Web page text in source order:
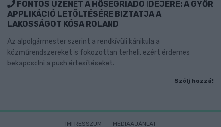
FONTOS ÜZENET A HŐSÉGRIADÓ IDEJÉRE: A GYŐR
APPLIKÁCIÓ LETÖLTÉSÉRE BIZTATJA A
LAKOSSÁGOT KÓSA ROLAND
Az alpolgármester szerint a rendkívüli kánikula a
közműrendszereket is fokozottan terheli, ezért érdemes
bekapcsolni a push értesítéseket.
Szólj hozzá!
IMPRESSZUM MÉDIAAJÁNLAT